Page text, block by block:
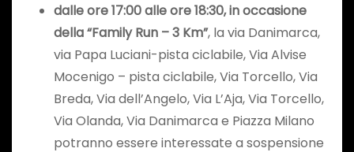
dalle ore 17:00 alle ore 18:30, in occasione
della “Family Run – 3 Km”, la via Danimarca,
via Papa Luciani-pista ciclabile, Via Alvise
Mocenigo – pista ciclabile, Via Torcello, Via
Breda, Via dell’Angelo, Via L’Aja, Via Torcello,
Via Olanda, Via Danimarca e Piazza Milano
potranno essere interessate a sospensione